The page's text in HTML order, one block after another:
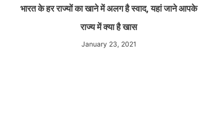
भारत के हर राज्यों का खाने में अलग है स्वाद, यहां जाने आपके
राज्य में क्या है खास
January 23, 2021